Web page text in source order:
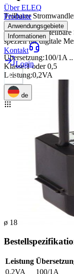
Über ELEQ
Produkte
Anwendungsgebiete
Informationen
Kontakt
Login
de
Teilbarer
Der kompakte
speziell für digitale
Übersetzung:100/1A
Klasse:1 oder 0,5
Leistung:0,2VA
ø 18
Leistung
0,2VA
100/1A